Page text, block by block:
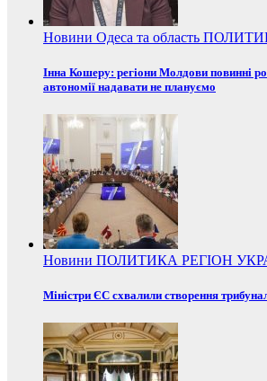
Новини Одеса та область
Інна Кошеру: регіони Молдови повинні
автономії надавати не плануємо
Новини ПОЛИТИКА РЕГІОН
Міністри ЄС схвалили створення